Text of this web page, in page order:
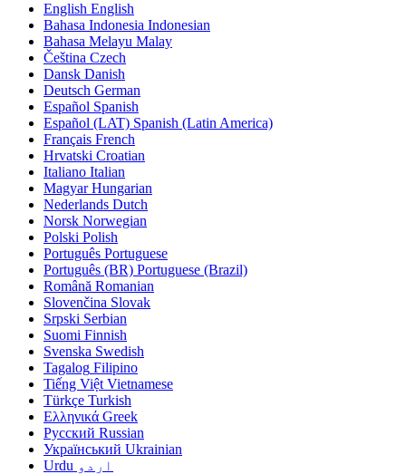
English English
Bahasa Indonesia Indonesian
Bahasa Melayu Malay
Čeština Czech
Dansk Danish
Deutsch German
Español Spanish
Español (LAT) Spanish (Latin America)
Français French
Hrvatski Croatian
Italiano Italian
Magyar Hungarian
Nederlands Dutch
Norsk Norwegian
Polski Polish
Português Portuguese
Português (BR) Portuguese (Brazil)
Română Romanian
Slovenčina Slovak
Srpski Serbian
Suomi Finnish
Svenska Swedish
Tagalog Filipino
Tiếng Việt Vietnamese
Türkçe Turkish
Ελληνικά Greek
Русский Russian
Український Ukrainian
اردو Urdu